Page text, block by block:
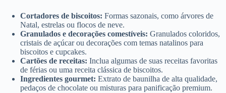
Cortadores de biscoitos: Formas sazonais, como árvores de
Natal, estrelas ou flocos de neve.
Granulados e decorações comestíveis: Granulados coloridos,
cristais de açúcar ou decorações com temas natalinos para
biscoitos e cupcakes.
Cartões de receitas: Inclua algumas de suas receitas favoritas
de férias ou uma receita clássica de biscoitos.
Ingredientes gourmet: Extrato de baunilha de alta qualidade,
pedaços de chocolate ou misturas para panificação premium.